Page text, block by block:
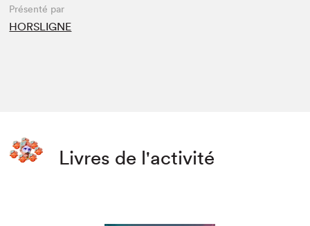
Présenté par
HORSLIGNE
Livres de l'activité